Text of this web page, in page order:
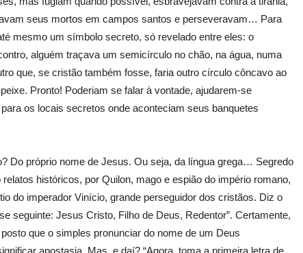
seus mortos em campos santos e perseveravam… Para
mesmo um símbolo secreto, só revelado entre eles: o
alguém traçava um semicírculo no chão, na água, numa
que, se cristão também fosse, faria outro círculo côncavo ao
Pronto! Poderiam se falar à vontade, ajudarem-se
os locais secretos onde aconteciam seus banquetes
Do próprio nome de Jesus. Ou seja, da língua grega… Segredo
históricos, por Quilon, mago e espião do império romano,
do imperador Vinício, grande perseguidor dos cristãos. Diz o
seguinte: Jesus Cristo, Filho de Deus, Redentor”. Certamente,
que o simples pronunciar do nome de um Deus
apostasia. Mas, e daí? “Agora, toma a primeira letra de